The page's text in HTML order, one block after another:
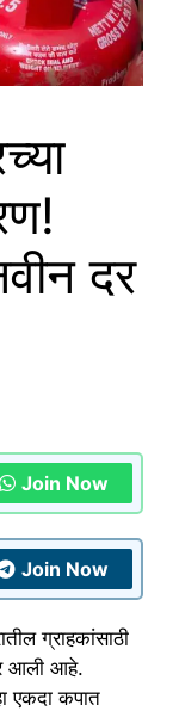
दर
Join Now
Join Now
ग्राहकांसाठी
आली आहे.
एकदा कपात